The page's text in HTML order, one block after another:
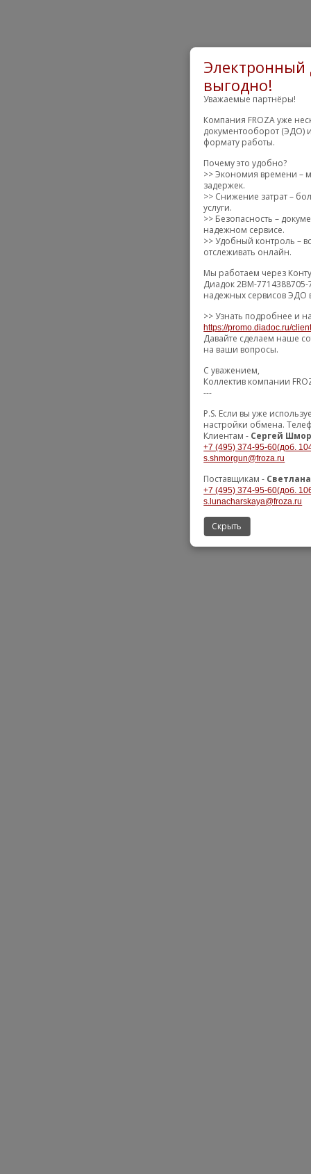
Электронный
выгодно!
Уважаемые партнёры!
Компания FROZA уже
документооборот (ЭДО)
формату работы.
Почему это удобно?
>> Экономия времени –
задержек.
>> Снижение затрат –
услуги.
>> Безопасность –
надежном сервисе.
>> Удобный контроль –
отслеживать онлайн.
Мы работаем через
Диадок 2BM-
надежных сервисов ЭДО
>> Узнать подробнее и
https://promo.diadoc.ru/
Давайте сделаем наше
на ваши вопросы.
С уважением,
Коллектив компании
---
P.S. Если вы уже
настройки обмена.
Клиентам - Сергей
+7 (495) 374-95-60(доб.
s.shmorgun@froza.ru
Поставщикам -
+7 (495) 374-95-60(доб.
s.lunacharskaya@froza.ru
Скрыть